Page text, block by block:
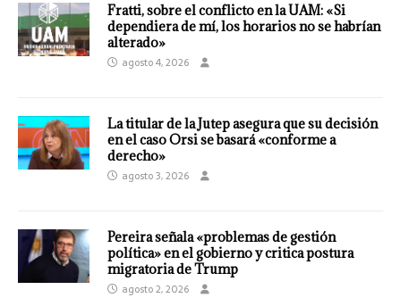
Fratti, sobre el conflicto en la UAM: «Si
dependiera de mí, los horarios no se habrían
alterado»
agosto 4, 2026
La titular de la Jutep asegura que su decisión
en el caso Orsi se basará «conforme a
derecho»
agosto 3, 2026
Pereira señala «problemas de gestión
política» en el gobierno y critica postura
migratoria de Trump
agosto 2, 2026